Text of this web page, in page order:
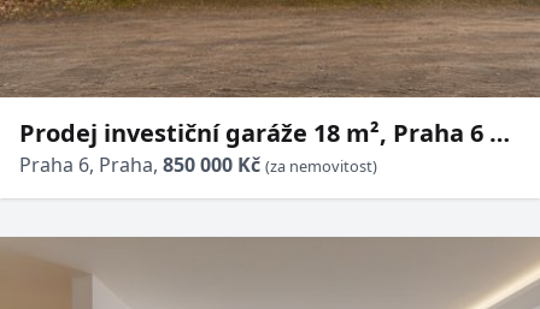
Prodej investiční garáže 18 m², Praha 6 –
Břevnov
Praha 6, Praha, 850 000 Kč (za nemovitost)